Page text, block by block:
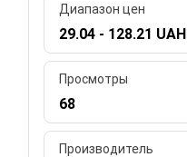
Диапазон цен
29.04 - 128.21 UAH
Просмотры
68
Производитель